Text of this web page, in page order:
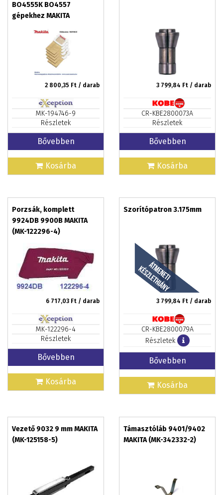
BO4555K BO4557
gépekhez MAKITA
2 800,35 Ft / darab
MK-194746-9
Részletek
Bővebben
Kosárba
3 799,84 Ft / darab
CR-KBE2800073A
Részletek
Bővebben
Kosárba
Porzsák, komplett
9924DB 9900B MAKITA
(MK-122296-4)
6 717,03 Ft / darab
MK-122296-4
Részletek
Bővebben
Kosárba
Szorítópatron 3.175mm
3 799,84 Ft / darab
CR-KBE2800079A
Részletek
Bővebben
Kosárba
Vezető 9032 9 mm MAKITA
(MK-125158-5)
Támasztóláb 9401/9402
MAKITA (MK-342332-2)